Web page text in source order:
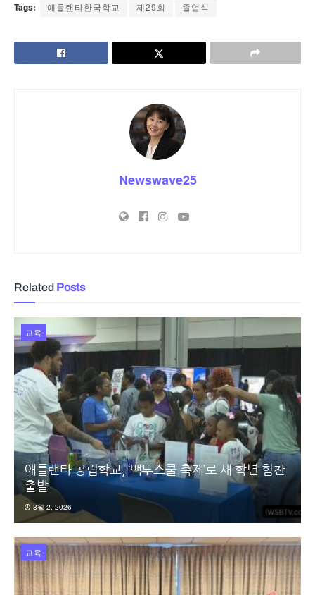
Tags: 애틀랜타한국학교 제29회 졸업식
Newswave25
Related Posts
교육
애틀랜타 공립학교, ‘백투스쿨 축제’로 새 학년 힘찬
출발
8월 2, 2026
교육